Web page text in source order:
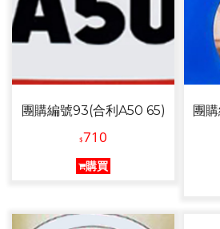
團購編號93(合利A50 65)
$710
購買
團